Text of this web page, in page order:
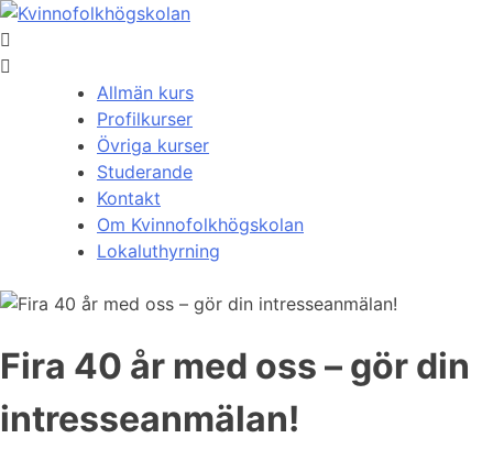
Allmän kurs
Profilkurser
Övriga kurser
Studerande
Kontakt
Om Kvinnofolkhögskolan
Lokaluthyrning
Fira 40 år med oss – gör din
intresseanmälan!